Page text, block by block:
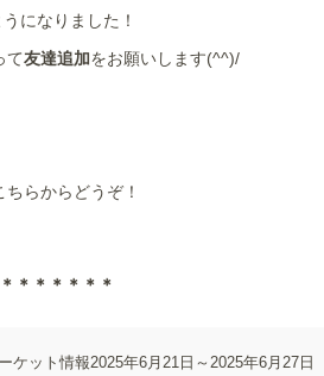
になりました！
て友達追加をお願いします(^^)/
らからどうぞ！
＊＊＊＊＊＊
ケット情報2025年6月21日～2025年6月27日